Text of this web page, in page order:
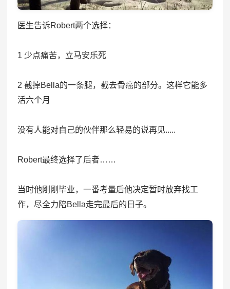
医生告诉Robert两个选择：
1 少点痛苦，立马安乐死
2 截掉Bella的一条腿，截去骨癌的部分。这样它能多
活六个月
没有人能对自己的伙伴那么轻易的说再见.....
Robert最终选择了后者……
当时他刚刚毕业，一番考量后他决定暂时放弃找工
作，尽全力陪Bella走完最后的日子。